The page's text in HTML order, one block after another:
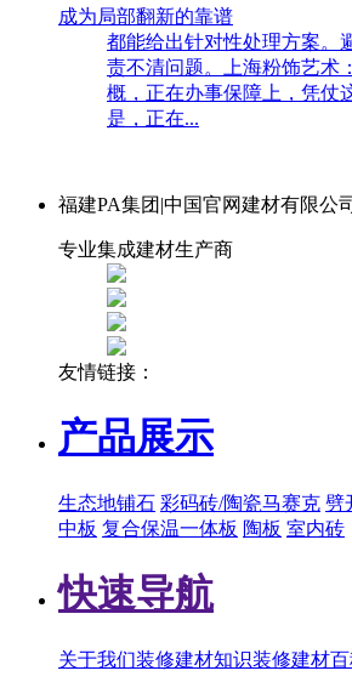
成为局部翻新的靠谱
都能给出针对性处理方案。
责不清问题。上海粉饰艺术
概，正在办事保障上，凭仗
是，正在...
福建PA集团|中国官网建材有限公司
专业集成建材生产商
友情链接：
产品展示
生态地铺石 彩码砖/陶瓷马赛克 劈
中板 复合保温一体板 陶板 室内砖
快速导航
关于我们装修建材知识装修建材